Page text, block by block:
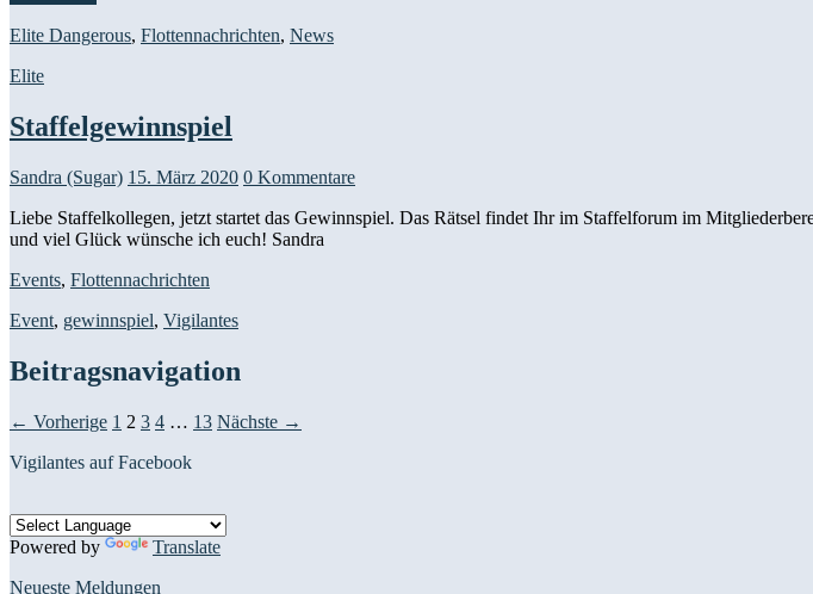
Elite Dangerous, Flottennachrichten, News
Elite
Staffelgewinnspiel
Sandra (Sugar) 15. März 2020 0 Kommentare
Liebe Staffelkollegen, jetzt startet das Gewinnspiel. Das Rätsel findet Ihr im Staffelforum im
und viel Glück wünsche ich euch! Sandra
Events, Flottennachrichten
Event, gewinnspiel, Vigilantes
Beitragsnavigation
← Vorherige 1 2 3 4 … 13 Nächste →
Vigilantes auf Facebook
Powered by
Translate
Neueste Meldungen